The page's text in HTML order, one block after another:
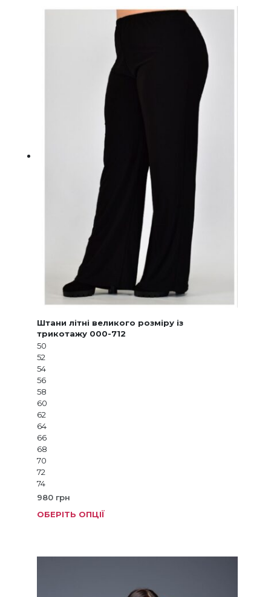
Штани літні великого розміру із
трикотажу 000-712
50
52
54
56
58
60
62
64
66
68
70
72
74
980 грн
ОБЕРІТЬ ОПЦІЇ